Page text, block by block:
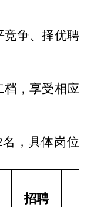
竞争、择优聘
档，享受相应
名，具体岗位
招聘